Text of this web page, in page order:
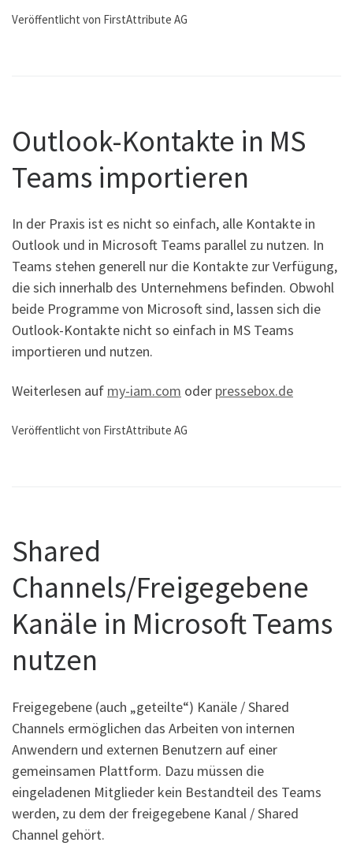
Veröffentlicht von FirstAttribute AG
Outlook-Kontakte in MS
Teams importieren
In der Praxis ist es nicht so einfach, alle Kontakte in
Outlook und in Microsoft Teams parallel zu nutzen. In
Teams stehen generell nur die Kontakte zur Verfügung,
die sich innerhalb des Unternehmens befinden. Obwohl
beide Programme von Microsoft sind, lassen sich die
Outlook-Kontakte nicht so einfach in MS Teams
importieren und nutzen.
Weiterlesen auf my-iam.com oder pressebox.de
Veröffentlicht von FirstAttribute AG
Shared
Channels/Freigegebene
Kanäle in Microsoft Teams
nutzen
Freigegebene (auch „geteilte“) Kanäle / Shared
Channels ermöglichen das Arbeiten von internen
Anwendern und externen Benutzern auf einer
gemeinsamen Plattform. Dazu müssen die
eingeladenen Mitglieder kein Bestandteil des Teams
werden, zu dem der freigegebene Kanal / Shared
Channel gehört.